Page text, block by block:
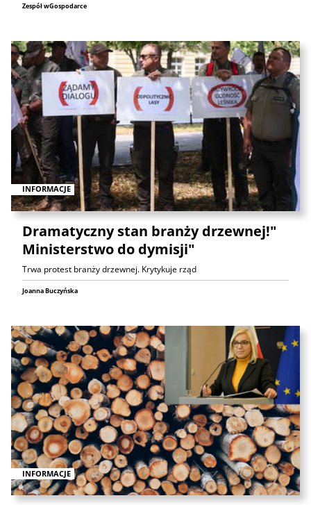
Zespół wGospodarce
INFORMACJE
Dramatyczny stan branży drzewnej!"
Ministerstwo do dymisji"
Trwa protest branży drzewnej. Krytykuje rząd
Joanna Buczyńska
INFORMACJE